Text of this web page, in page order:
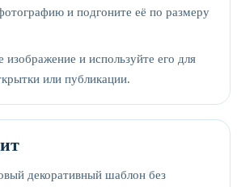
и подгоните её по размеру
изображение и используйте его для
или публикации.
декоративный шаблон без